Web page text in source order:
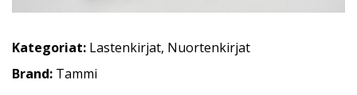
Kategoriat: Lastenkirjat, Nuortenkirjat
Brand: Tammi